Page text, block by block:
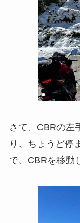
さて、CBRの左
り、ちょうど停
で、CBRを移動